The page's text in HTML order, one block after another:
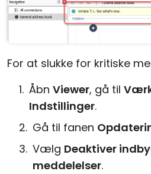
For at slukke for kritiske
Åbn Viewer, gå til
Indstillinger.
Gå til fanen
Vælg Deaktiver
meddelelser.